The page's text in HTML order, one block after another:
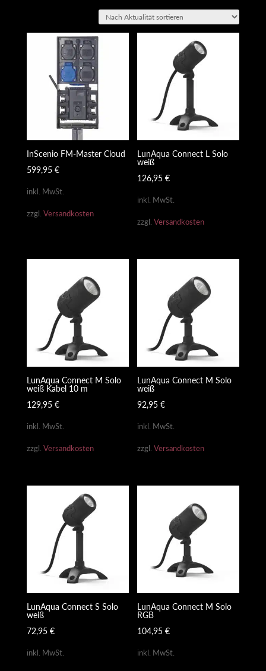
Aktualität
sortiert
InScenio FM-Master Cloud
599,95 €
inkl. MwSt.
zzgl. Versandkosten
LunAqua Connect L Solo
weiß
126,95€
inkl. MwSt.
zzgl.Versandkosten
LunAqua Connect M Solo
weiß Kabel 10 m
129,95 €
inkl. MwSt.
zzgl. Versandkosten
LunAqua Connect M Solo
weiß
92,95€
inkl. MwSt.
zzgl.Versandkosten
LunAqua Connect S Solo
weiß
72,95 €
inkl. MwSt.
LunAqua Connect M Solo
RGB
104,95€
inkl. MwSt.